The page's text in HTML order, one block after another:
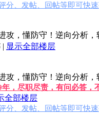
分、发帖、回帖等即可快速
攻，懂防守！逆向分析
| 显示全部楼层
攻，懂防守！逆向分析
，尽职尽责，有问必答
全部楼层
分、发帖、回帖等即可快速